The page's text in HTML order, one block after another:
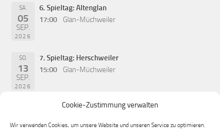
Cookie-Zustimmung verwalten
Wir verwenden Cookies, um unsere Website und unseren Service zu optimieren.
SA.
05
SEP.
2026
6. Spieltag: Altenglan
17:00
Glan-Müchweiler
SO.
13
SEP.
2026
7. Spieltag: Herschweiler
15:00
Glan-Müchweiler